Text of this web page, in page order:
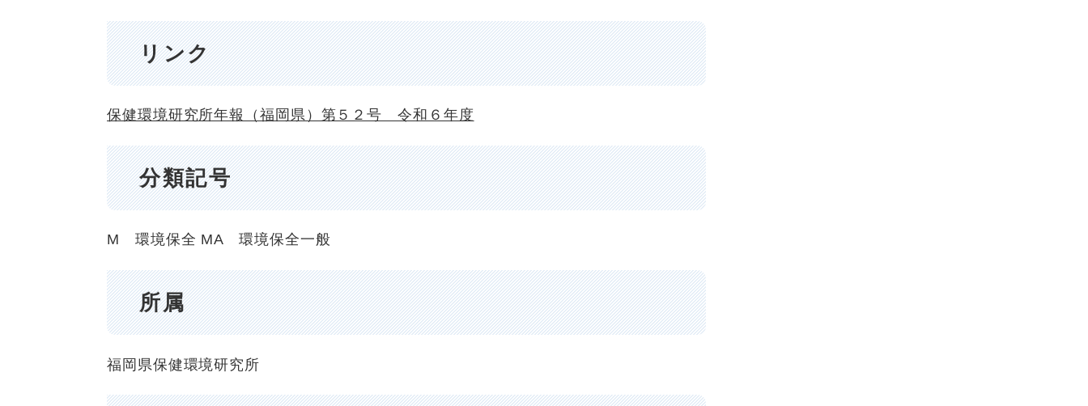
リンク
保健環境研究所年報（福岡県）第５２号 令和６年度
分類記号
M 環境保全 MA 環境保全一般
所属
福岡県保健環境研究所